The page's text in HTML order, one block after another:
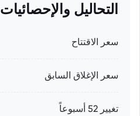
التحاليل والإحصائيات
سعر الاقتتاح
سعر الإغلاق السابق
تغيير 52 أسبوعاً